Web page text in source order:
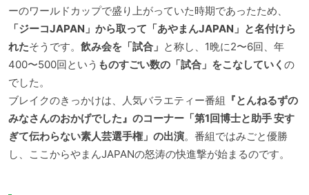
ーのワールドカップで盛り上がっていた時期であったため、
「ジーコJAPAN」から取って「あやまんJAPAN」と名付けら
れたそうです。 飲み会を「試合」 と称し、1晩に2〜6回、年
400〜500回という ものすごい数の「試合」をこなしていく の
でした。
ブレイクのきっかけは、人気バラエティー番組 『とんねるずの
みなさんのおかげでした』のコーナー「第1回博士と助手 安す
ぎて伝わらない素人芸選手権」の出演。番組ではみごと優勝
し、ここからやまんJAPANの怒涛の快進撃が始まるのです。